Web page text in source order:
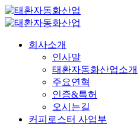
회사소개
인사말
태환자동화산업소개
주요연혁
인증&특허
오시는길
커피로스터 사업부